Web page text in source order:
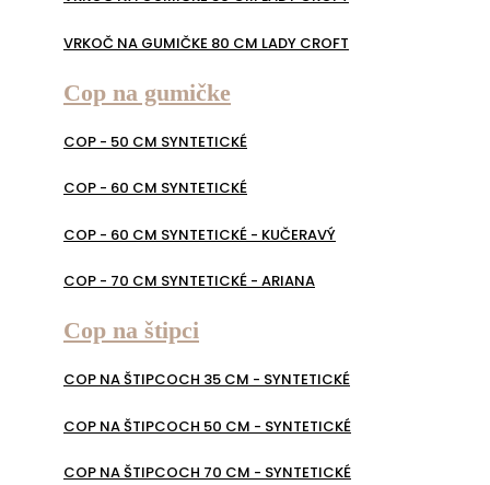
VRKOČ NA GUMIČKE 80 CM LADY CROFT
Cop na gumičke
COP - 50 CM SYNTETICKÉ
COP - 60 CM SYNTETICKÉ
COP - 60 CM SYNTETICKÉ - KUČERAVÝ
COP - 70 CM SYNTETICKÉ - ARIANA
Cop na štipci
COP NA ŠTIPCOCH 35 CM - SYNTETICKÉ
COP NA ŠTIPCOCH 50 CM - SYNTETICKÉ
COP NA ŠTIPCOCH 70 CM - SYNTETICKÉ